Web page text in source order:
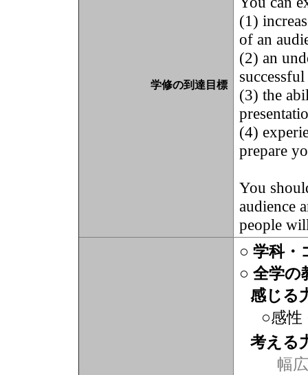
学修の到達目標
(1)
of an
(2) an
(3) the
(4)
prepare
You
audience
people
○ 学科・
○ 全学の
感じる
○感性
考える
幅